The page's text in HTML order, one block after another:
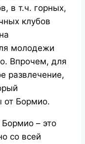
в т.ч. горных,
клубов
молодежи
Впрочем, для
развлечение,
от Бормио.
– это
со всей